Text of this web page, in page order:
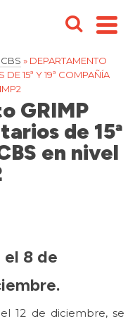
» DEPARTAMENTO
15ª Y 19ª COMPAÑÍA
GRIMP
de 15ª
en nivel
el 8 de
12 de diciembre, se